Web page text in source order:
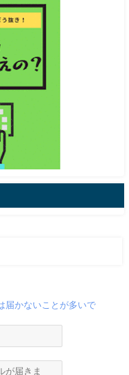
届かないことが多いで